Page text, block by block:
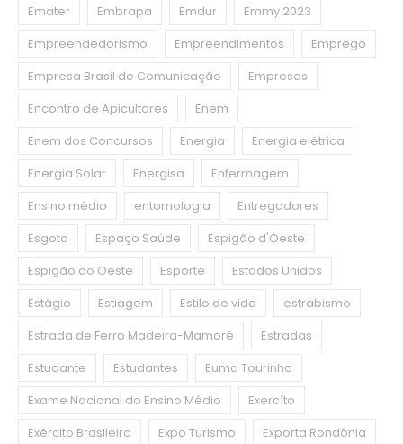
Emater
Embrapa Emdur
Emmy 2023
Empreendedorismo
Empreendimentos
Emprego
Empresa Brasil de Comunicação
Empresas
Encontro de Apicultores
Enem
Enem dos Concursos
Energia
Energia elétrica
Energia Solar
Energisa
Enfermagem
Ensino médio
entomologia
Entregadores
Esgoto
Espaço Saúde
Espigão d'Oeste
Espigão do Oeste
Esporte
Estados Unidos
Estágio
Estiagem Estilo de vida
estrabismo
Estrada de Ferro Madeira-Mamoré
Estradas
Estudante
Estudantes
Euma Tourinho
Exame Nacional do Ensino Médio
Exercíto
Exército Brasileiro
Expo Turismo
Exporta Rondônia